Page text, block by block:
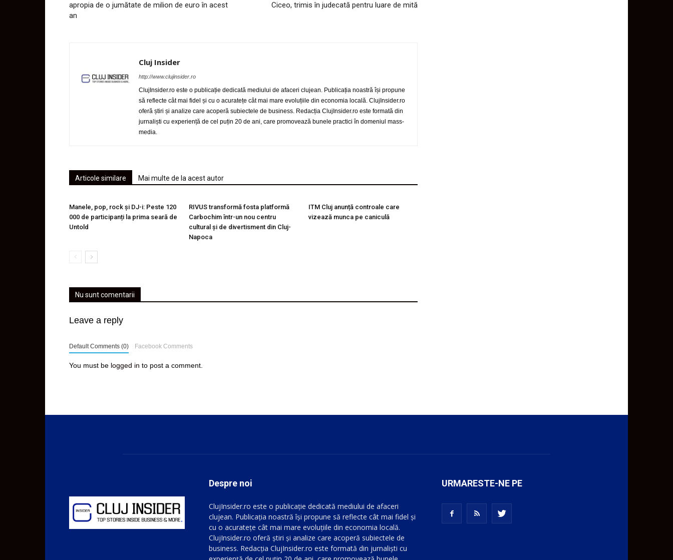
apropia de o jumătate de milion de euro în acest
an
Ciceo, trimis în judecată pentru luare de mită
Cluj Insider
http://www.clujinsider.ro
ClujInsider.ro este o publicație dedicată mediului de afaceri clujean. Publicația noastră își propune
să reflecte cât mai fidel și cu o acuratețe cât mai mare evoluțiile din economia locală. ClujInsider.ro
oferă știri și analize care acoperă subiectele de business. Redacția ClujInsider.ro este formată din
jurnaliști cu experiență de cel puțin 20 de ani, care promovează bunele practici în domeniul mass-
media.
Articole similare Mai multe de la acest autor
Manele, pop, rock și DJ-i: Peste 120
000 de participanți la prima seară de
Untold
RIVUS transformă fosta platformă
Carbochim într-un nou centru
cultural și de divertisment din Cluj-
Napoca
ITM Cluj anunță controale care
vizează munca pe caniculă
Nu sunt comentarii
Leave a reply
Default Comments (0) Facebook Comments
You must be logged in to post a comment.
Despre noi
ClujInsider.ro este o publicație dedicată mediului de afaceri
clujean. Publicația noastră își propune să reflecte cât mai fidel și
cu o acuratețe cât mai mare evoluțiile din economia locală.
ClujInsider.ro oferă știri și analize care acoperă subiectele de
business. Redacția ClujInsider.ro este formată din jurnaliști cu
URMARESTE-NE PE